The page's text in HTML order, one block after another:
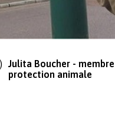
Julita Boucher -
protection animale